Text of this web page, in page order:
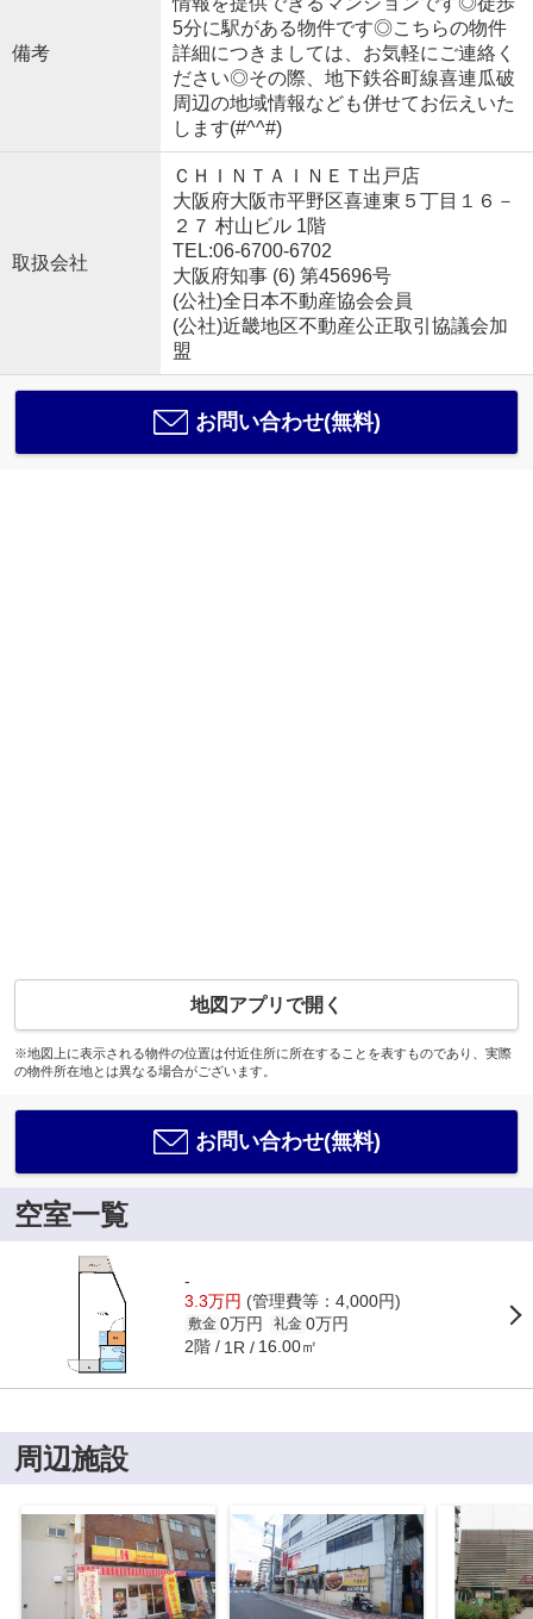
備考
5分に駅がある物件です◎こちらの物件
詳細につきましては、お気軽にご連絡く
ださい◎その際、地下鉄谷町線喜連瓜破
周辺の地域情報なども併せてお伝えいた
します(#^^#)
取扱会社
ＣＨＩＮＴＡＩＮＥＴ出戸店
大阪府大阪市平野区喜連東５丁目１６－
２７ 村山ビル 1階
TEL:06-6700-6702
大阪府知事 (6) 第45696号
(公社)全日本不動産協会会員
(公社)近畿地区不動産公正取引協議会加
盟
お問い合わせ(無料)
地図アプリで開く
※地図上に表示される物件の位置は付近住所に所在することを表すものであり、実際
の物件所在地とは異なる場合がございます。
お問い合わせ(無料)
空室一覧
-
3.3万円 (管理費等：4,000円)
敷金 0万円 礼金 0万円
2階 1R 16.00㎡
周辺施設